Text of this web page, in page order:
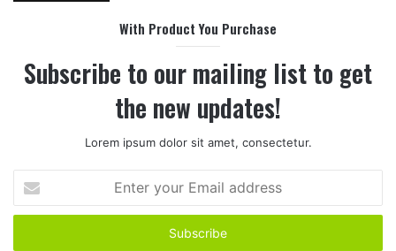
With Product You Purchase
Subscribe to our mailing list to get
the new updates!
Lorem ipsum dolor sit amet, consectetur.
t